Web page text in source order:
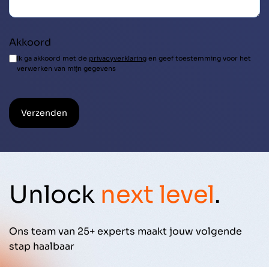
Akkoord
Ik ga akkoord met de privacyverklaring en geef toestemming voor het
verwerken van mijn gegevens
Verzenden
Unlock next level.
Ons team van 25+ experts maakt jouw volgende
stap haalbaar